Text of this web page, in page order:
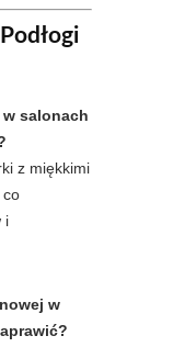
salonach
z miękkimi
co
i
w